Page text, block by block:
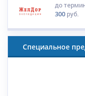
до
300 руб.
Специальное